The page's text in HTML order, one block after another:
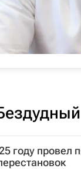
году провел